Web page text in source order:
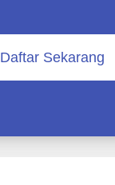
Daftar Sekarang